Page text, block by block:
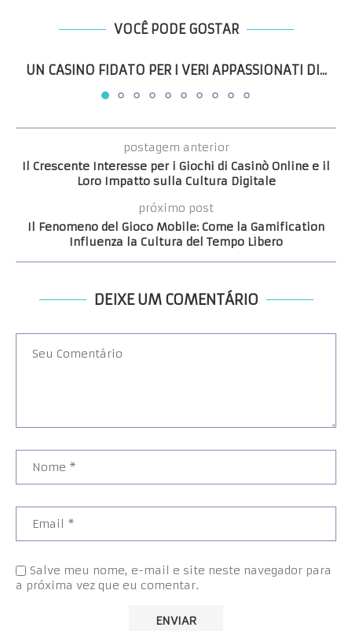
VOCÊ PODE GOSTAR
UN CASINO FIDATO PER I VERI APPASSIONATI DI...
postagem anterior
Il Crescente Interesse per i Giochi di Casinò Online e il
Loro Impatto sulla Cultura Digitale
próximo post
Il Fenomeno del Gioco Mobile: Come la Gamification
Influenza la Cultura del Tempo Libero
DEIXE UM COMENTÁRIO
Salve meu nome, e-mail e site neste navegador para
a próxima vez que eu comentar.